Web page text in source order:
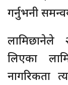
गर्नुभनी
लामिछानेले
लिएका
नागरिकता